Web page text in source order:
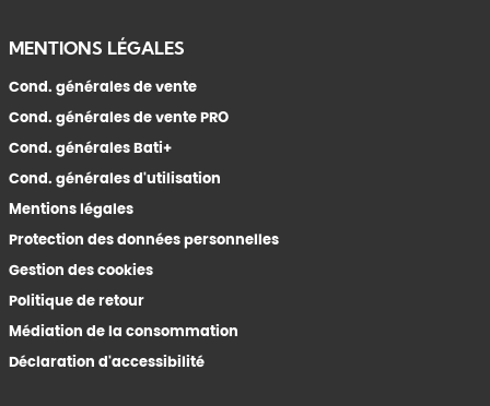
MENTIONS LÉGALES
Cond. générales de vente
Cond. générales de vente PRO
Cond. générales Bati+
Cond. générales d'utilisation
Mentions légales
Protection des données personnelles
Gestion des cookies
Politique de retour
Médiation de la consommation
Déclaration d'accessibilité